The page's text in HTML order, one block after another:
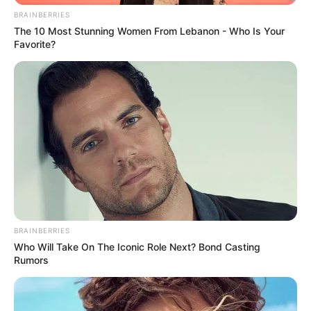
Como sacar
caso, o trabalhador pode programar a transferência do dinheiro
A operação não tem custo.
BRAINBERRIES
The 10 Most Stunning Women From Lebanon - Who Is Your
Favorite?
BRAINBERRIES
Who Will Take On The Iconic Role Next? Bond Casting
Rumors